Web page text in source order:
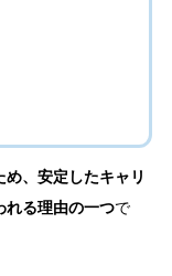
、安定したキャリ
れる理由の一つで